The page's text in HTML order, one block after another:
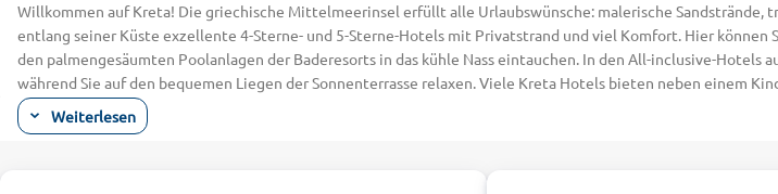
Willkommen auf Kreta! Die griechische Mittelmeerinsel erfüllt alle Urlaubswünsche: malerische
entlang seiner Küste exzellente 4-Sterne- und 5-Sterne-Hotels mit Privatstrand und viel Komfort. Hier
den palmengesäumten Poolanlagen der Baderesorts in das kühle Nass eintauchen. In den All-inclusive-
während Sie auf den bequemen Liegen der Sonnenterrasse relaxen. Viele Kreta Hotels bieten neben einem
Urlaubsspaß sorgt zudem ein Animationsprogramm mit Spielen, Sportwettbewerben sowie tollen Shows und
hat Ihr Hotel auf Kreta ein breites Sportangebot mit Tennis, Beachvolleyball, Golf und Wassersport für Sie parat.
Weiterlesen